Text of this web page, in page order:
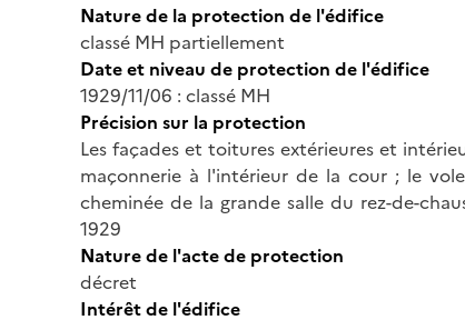
Nature de la protection de l'édifice
classé MH partiellement
Date et niveau de protection de l'édifice
1929/11/06 : classé MH
Précision sur la protection
Les façades et toitures extérieures et
maçonnerie à l'intérieur de la cour ; le
cheminée de la grande salle du rez-de-
1929
Nature de l'acte de protection
décret
Intérêt de l'édifice